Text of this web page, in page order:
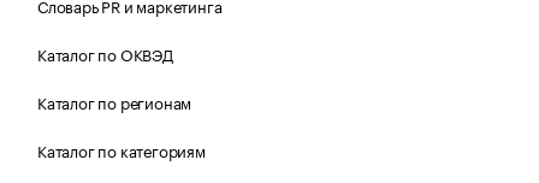
Словарь PR и маркетинга
Каталог по ОКВЭД
Каталог по регионам
Каталог по категориям